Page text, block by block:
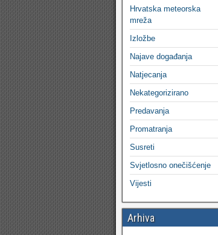
Hrvatska meteorska
mreža
Izložbe
Najave događanja
Natjecanja
Nekategorizirano
Predavanja
Promatranja
Susreti
Svjetlosno onečišćenje
Vijesti
Arhiva